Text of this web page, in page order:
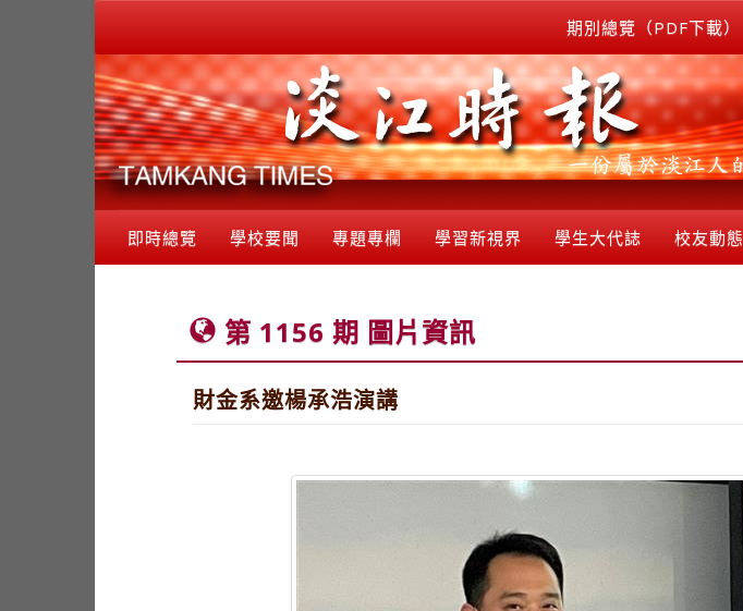
期別總覽（PDF下載）
即時總覽 學校要聞 專題專欄 學習新視界 學生大代誌 校友動態
第 1156 期 圖片資訊
財金系邀楊承浩演講